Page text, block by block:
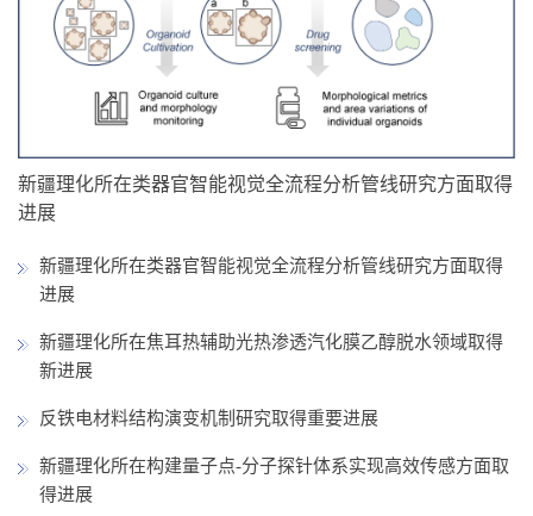
新疆理化所在类器官智能视觉全流程分析管线研究方面取得
进展
新疆理化所在类器官智能视觉全流程分析管线研究方面取得
进展
新疆理化所在焦耳热辅助光热渗透汽化膜乙醇脱水领域取得
新进展
反铁电材料结构演变机制研究取得重要进展
新疆理化所在构建量子点-分子探针体系实现高效传感方面取
得进展